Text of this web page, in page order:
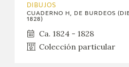
DIBUJOS
CUADERNO H, DE BURDEOS
1828)
Ca. 1824 - 1828
Colección particular